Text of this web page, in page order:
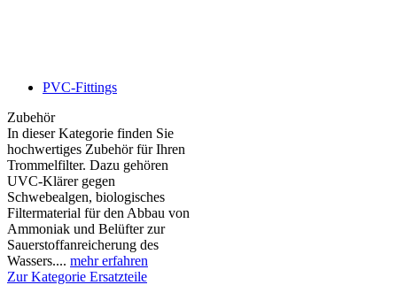
PVC-Fittings
Zubehör
In dieser Kategorie finden Sie
hochwertiges Zubehör für Ihren
Trommelfilter. Dazu gehören
UVC-Klärer gegen
Schwebealgen, biologisches
Filtermaterial für den Abbau von
Ammoniak und Belüfter zur
Sauerstoffanreicherung des
Wassers.... mehr erfahren
Zur Kategorie Ersatzteile